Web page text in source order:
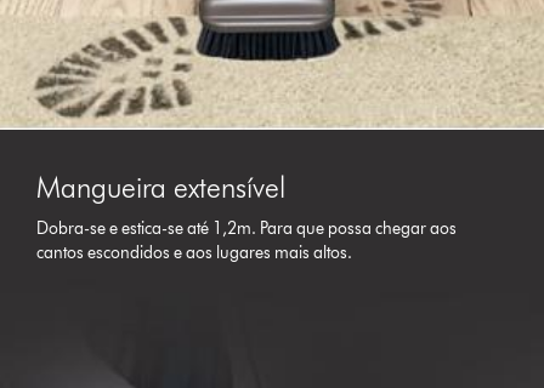
Mangueira extensível
Dobra-se e estica-se até 1,2m. Para que possa chegar aos
cantos escondidos e aos lugares mais altos.